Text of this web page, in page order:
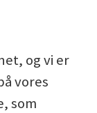
og vi er
vores
som